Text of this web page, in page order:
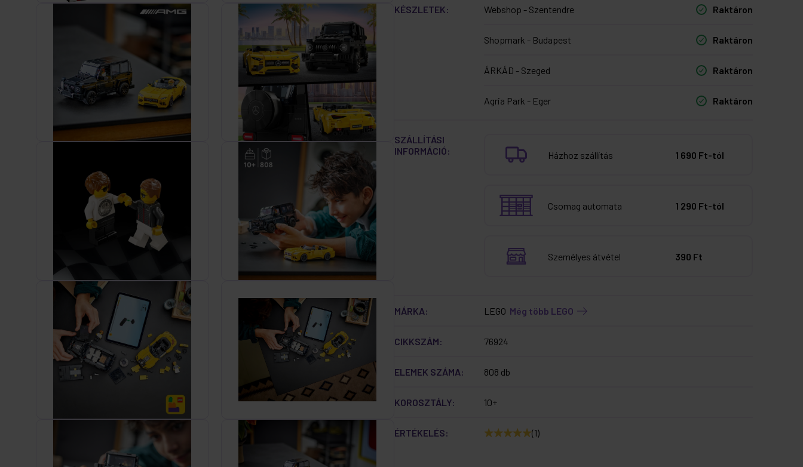
KÉSZLETEK: Webshop - Szentendre Raktáron
Shopmark - Budapest Raktáron
ÁRKÁD - Szeged Raktáron
Agria Park - Eger Raktáron
SZÁLLÍTÁSI
INFORMÁCIÓ:
Házhoz szállítás 1 690 Ft-tól
Csomag automata 1 290 Ft-tól
Személyes átvétel 390 Ft
MÁRKA: LEGO Még több LEGO
CIKKSZÁM: 76924
ELEMEK SZÁMA: 808 db
KOROSZTÁLY: 10+
ÉRTÉKELÉS: (1)